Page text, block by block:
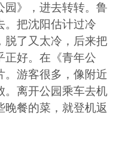
园》，进去转转。鲁
。把沈阳估计过冷
脱了又太冷，后来把
正好。在《青年公
。游客很多，像附近
。离开公园乘车去机
晚餐的菜，就登机返